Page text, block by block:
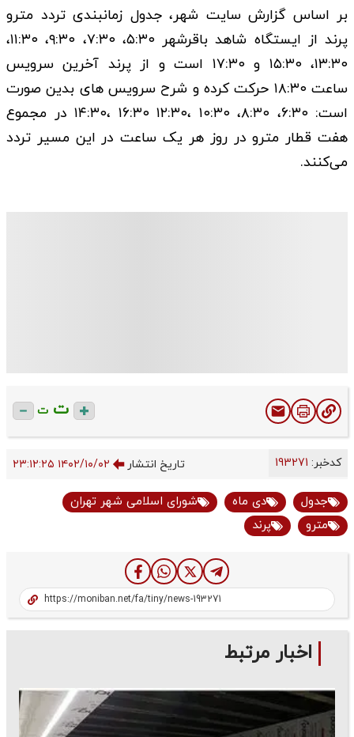
بر اساس گزارش سایت شهر، جدول زمانبندی تردد مترو
پرند از ایستگاه شاهد باقرشهر ۵:۳۰، ۷:۳۰، ۹:۳۰، ۱۱:۳۰،
۱۳:۳۰، ۱۵:۳۰ و ۱۷:۳۰ است و از پرند آخرین سرویس
ساعت ۱۸:۳۰ حرکت کرده و شرح سرویس های بدین صورت
است: ۶:۳۰، ۸:۳۰، ۱۰:۳۰ ،۱۲:۳۰ ۱۶:۳۰ ،۱۴:۳۰ در مجموع
هفت قطار مترو در روز هر یک ساعت در این مسیر تردد
می‌کنند.
ت ت
کدخبر: تاریخ انتشار ۱۴۰۲/۱۰/۰۲ ۲۳:۱۲:۲۵
جدول دی ماه
شورای اسلامی شهر تهران
مترو
پرند
اخبار مرتبط